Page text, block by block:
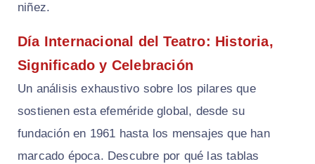
niñez.
Día Internacional del Teatro: Historia,
Significado y Celebración
Un análisis exhaustivo sobre los pilares que
sostienen esta efeméride global, desde su
fundación en 1961 hasta los mensajes que han
marcado época. Descubre por qué las tablas